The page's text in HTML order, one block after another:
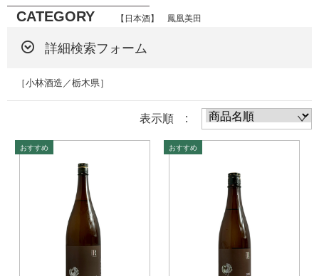
CATEGORY 【日本酒】 鳳凰美田
詳細検索フォーム
［小林酒造／栃木県］
表示順 :